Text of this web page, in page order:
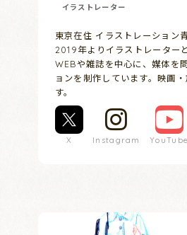
イラストレーター
東京在住 イラストレーション
2019年よりイラストレーター
WEBや雑誌を中心に、媒体を
ョンを制作しています。映画
す。
X Instagram YouTube